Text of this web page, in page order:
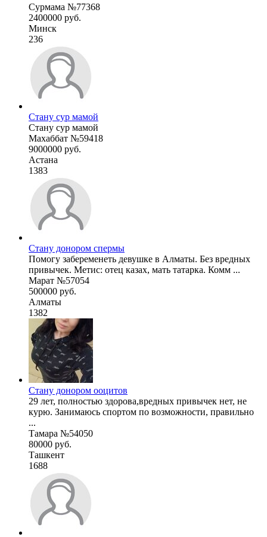
Сурмама №77368
2400000 руб.
Минск
236
Стану сур мамой
Стану сур мамой
Махаббат №59418
9000000 руб.
Астана
1383
Стану донором спермы
Помогу забеременеть девушке в Алматы. Без вредных
привычек. Метис: отец казах, мать татарка. Комм ...
Марат №57054
500000 руб.
Алматы
1382
Стану донором ооцитов
29 лет, полностью здорова,вредных привычек нет, не
курю. Занимаюсь спортом по возможности, правильно
...
Тамара №54050
80000 руб.
Ташкент
1688